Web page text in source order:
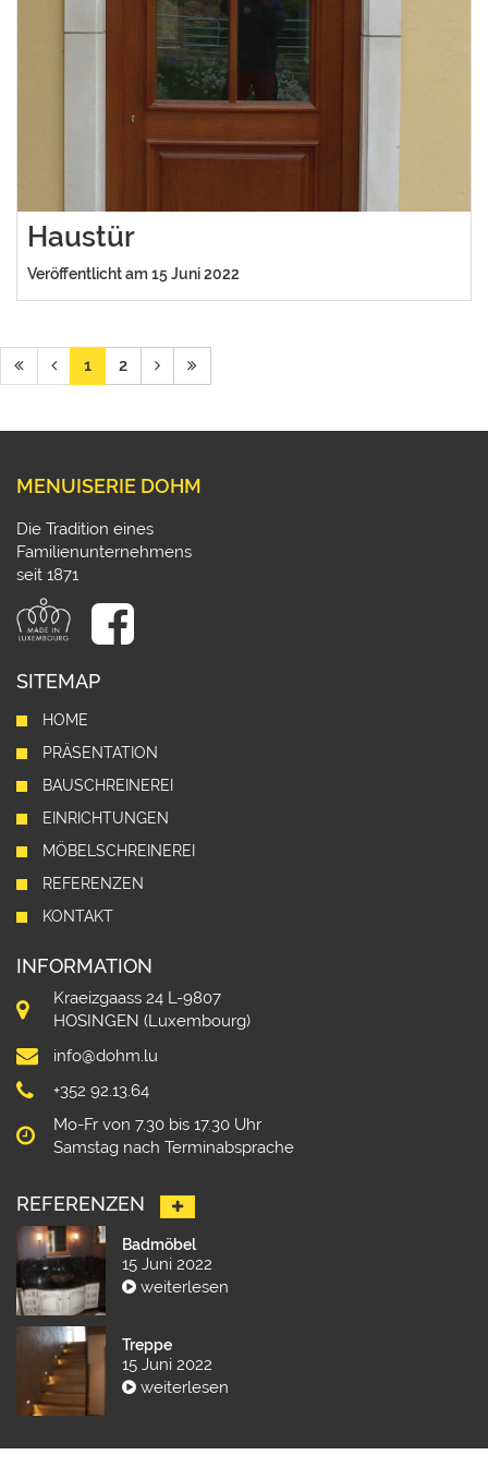
Haustür
Veröffentlicht am 15 Juni 2022
1 2
MENUISERIE DOHM
Die Tradition eines
Familienunternehmens
seit 1871
SITEMAP
HOME
PRÄSENTATION
BAUSCHREINEREI
EINRICHTUNGEN
MÖBELSCHREINEREI
REFERENZEN
KONTAKT
INFORMATION
Kraeizgaass 24 L-9807
HOSINGEN (Luxembourg)
info@dohm.lu
+352 92.13.64
Mo-Fr von 7.30 bis 17.30 Uhr
Samstag nach Terminabsprache
REFERENZEN
Badmöbel
15 Juni 2022
weiterlesen
Treppe
15 Juni 2022
weiterlesen